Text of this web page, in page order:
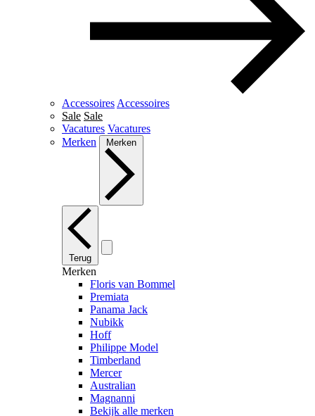
Accessoires Accessoires
Sale Sale
Vacatures Vacatures
Merken
Merken
Terug
Merken
Floris van Bommel
Premiata
Panama Jack
Nubikk
Hoff
Philippe Model
Timberland
Mercer
Australian
Magnanni
Bekijk alle merken